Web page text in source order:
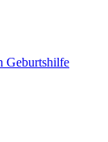
Geburtshilfe